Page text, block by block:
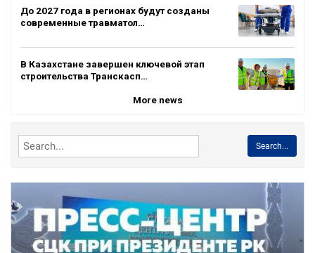
До 2027 года в регионах будут созданы
современные травматол…
В Казахстане завершен ключевой этап
строительства Транскасп…
More news
Search...